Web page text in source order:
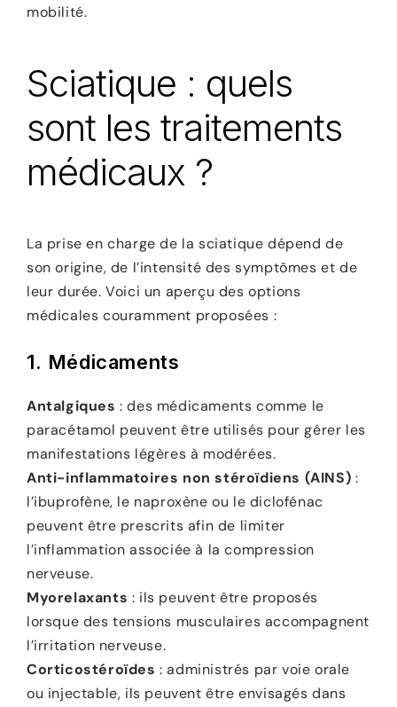
mobilité.
Sciatique : quels
sont les traitements
médicaux ?
La prise en charge de la sciatique dépend de
son origine, de l’intensité des symptômes et de
leur durée. Voici un aperçu des options
médicales couramment proposées :
1. Médicaments
Antalgiques : des médicaments comme le
paracétamol peuvent être utilisés pour gérer les
manifestations légères à modérées.
Anti-inflammatoires non stéroïdiens (AINS) :
l’ibuprofène, le naproxène ou le diclofénac
peuvent être prescrits afin de limiter
l’inflammation associée à la compression
nerveuse.
Myorelaxants : ils peuvent être proposés
lorsque des tensions musculaires accompagnent
l’irritation nerveuse.
Corticostéroïdes : administrés par voie orale
ou injectable, ils peuvent être envisagés dans